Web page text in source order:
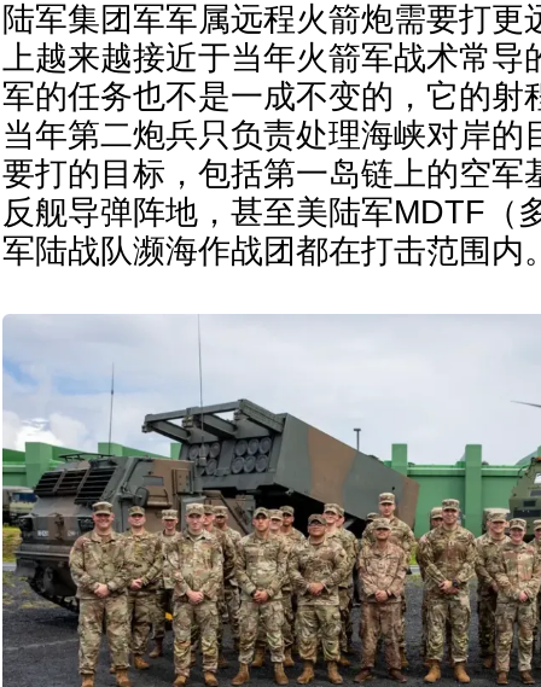
陆军集团军军属远程火箭炮需要打更
上越来越接近于当年火箭军战术常导
军的任务也不是一成不变的，它的射
当年第二炮兵只负责处理海峡对岸的
要打的目标，包括第一岛链上的空军
反舰导弹阵地，甚至美陆军MDTF（
军陆战队濒海作战团都在打击范围内